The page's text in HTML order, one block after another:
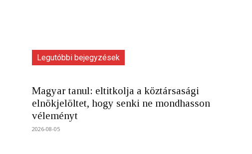
Legutóbbi bejegyzések
Magyar tanul: eltitkolja a köztársasági
elnökjelöltet, hogy senki ne mondhasson
véleményt
2026-08-05